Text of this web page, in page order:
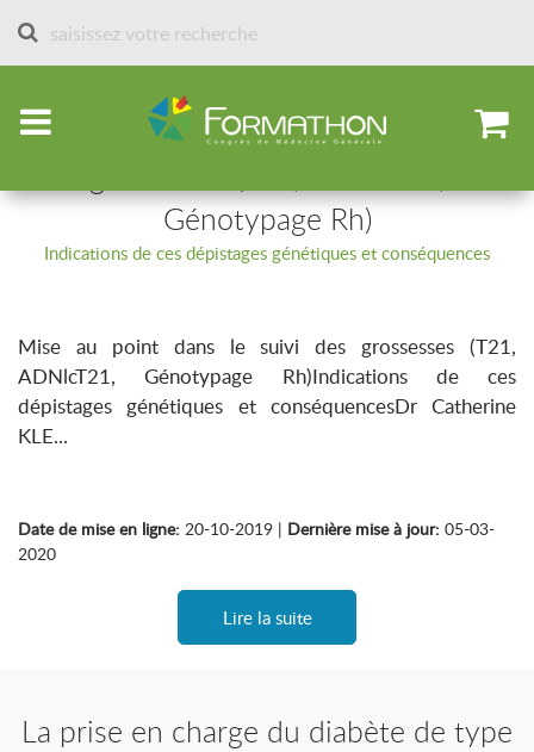
Accueil Sessions des formathons
Mise au point dans le suivi des
Génotypage Rh)
Indications de ces dépistages génétiques et conséquences
Mise au point dans le suivi des grossesses (T21,
ADNlcT21, Génotypage Rh)Indications de ces
dépistages génétiques et conséquencesDr Catherine
KLE...
Date de mise en ligne: 20-10-2019 | Dernière mise à jour: 05-03-
2020
Lire la suite
La prise en charge du diabète de type